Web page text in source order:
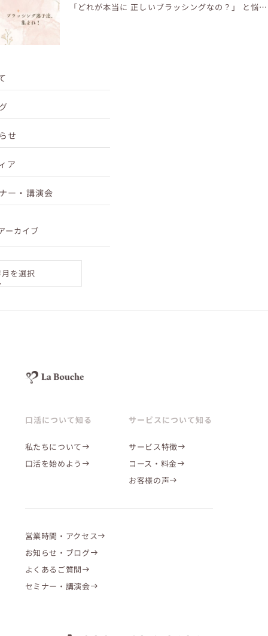
「どれが本当に 正しいブラッシングなの？」 と悩む
せ
ア
ー・講演会
ーカイブ
を選択
口活について知る
私たちについて
口活を始めよう
サービスについて知る
サービス特徴
コース・料金
お客様の声
営業時間・アクセス
お知らせ・ブログ
よくあるご質問
セミナー・講演会